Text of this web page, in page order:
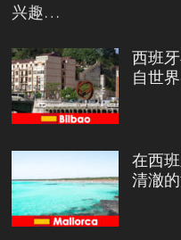
兴趣…
西班
自世
在西
清澈